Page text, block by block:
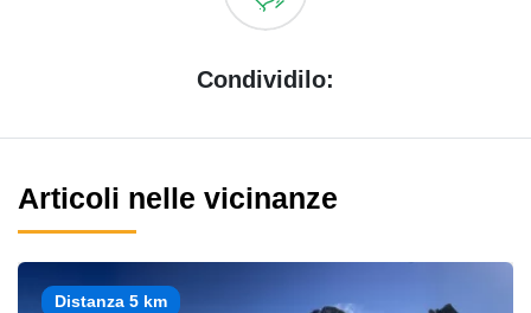
Condividilo:
Articoli nelle vicinanze
Distanza 5 km